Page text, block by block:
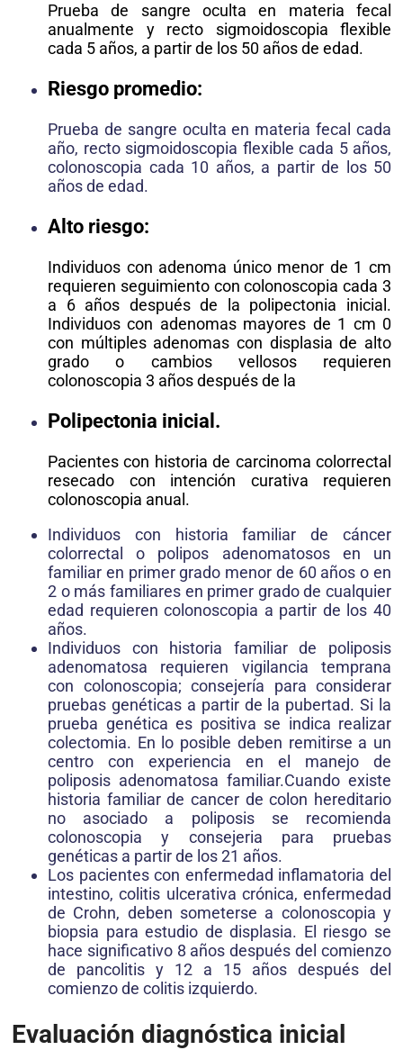
Prueba de sangre oculta en materia fecal
anualmente y recto sigmoidoscopia flexible
cada 5 años, a partir de los 50 años de edad.
Riesgo promedio:
Prueba de sangre oculta en materia fecal cada
año, recto sigmoidoscopia flexible cada 5 años,
colonoscopia cada 10 años, a partir de los 50
años de edad.
Alto riesgo:
Individuos con adenoma único menor de 1 cm
requieren seguimiento con colonoscopia cada 3
a 6 años después de la polipectonia inicial.
Individuos con adenomas mayores de 1 cm 0
con múltiples adenomas con displasia de alto
grado o cambios vellosos requieren
colonoscopia 3 años después de la
Polipectonia inicial.
Pacientes con historia de carcinoma colorrectal
resecado con intención curativa requieren
colonoscopia anual.
Individuos con historia familiar de cáncer
colorrectal o polipos adenomatosos en un
familiar en primer grado menor de 60 años o en
2 o más familiares en primer grado de cualquier
edad requieren colonoscopia a partir de los 40
años.
Individuos con historia familiar de poliposis
adenomatosa requieren vigilancia temprana
con colonoscopia; consejería para considerar
pruebas genéticas a partir de la pubertad. Si la
prueba genética es positiva se indica realizar
colectomia. En lo posible deben remitirse a un
centro con experiencia en el manejo de
poliposis adenomatosa familiar.Cuando existe
historia familiar de cancer de colon hereditario
no asociado a poliposis se recomienda
colonoscopia y consejeria para pruebas
genéticas a partir de los 21 años.
Los pacientes con enfermedad inflamatoria del
intestino, colitis ulcerativa crónica, enfermedad
de Crohn, deben someterse a colonoscopia y
biopsia para estudio de displasia. El riesgo se
hace significativo 8 años después del comienzo
de pancolitis y 12 a 15 años después del
comienzo de colitis izquierdo.
Evaluación diagnóstica inicial